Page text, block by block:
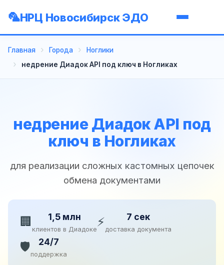
НРЦ Новосибирск ЭДО
Главная Города
Ноглики
недрение Диадок API под ключ в Ногликах
недрение Диадок API под
ключ в Ногликах
для реализации сложных кастомных цепочек
обмена документами
🏢 1,5 млн
клиентов в Диадоке⚡ 7 сек
доставка документа
🛡️ 24/7
поддержка